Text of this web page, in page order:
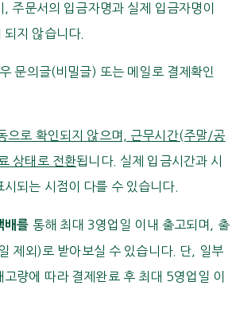
주문서의 입금자명과 실제 입금자명이
지 않습니다.
문의글(비밀글) 또는 메일로 결제확인
으로 확인되지 않으며, 근무시간(주말/공
상태로 전환됩니다. 실제 입금시간과 시
되는 시점이 다를 수 있습니다.
배를 통해 최대 3영업일 이내 출고되며, 출
제외)로 받아보실 수 있습니다. 단, 일부
량에 따라 결제완료 후 최대 5영업일 이